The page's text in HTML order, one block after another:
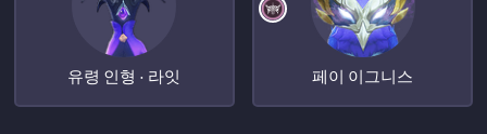
유령 인형 · 라잇 페이 이그니스